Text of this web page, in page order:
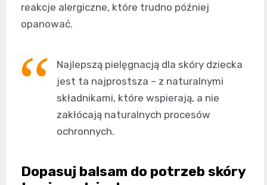
reakcje alergiczne, które trudno później
opanować.
Najlepszą pielęgnacją dla skóry dziecka
jest ta najprostsza – z naturalnymi
składnikami, które wspierają, a nie
zakłócają naturalnych procesów
ochronnych.
Dopasuj balsam do potrzeb skóry